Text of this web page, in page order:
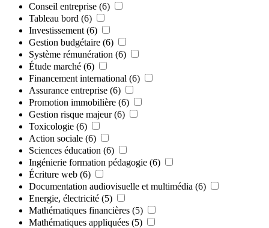
Conseil entreprise (6)
Tableau bord (6)
Investissement (6)
Gestion budgétaire (6)
Système rémunération (6)
Étude marché (6)
Financement international (6)
Assurance entreprise (6)
Promotion immobilière (6)
Gestion risque majeur (6)
Toxicologie (6)
Action sociale (6)
Sciences éducation (6)
Ingénierie formation pédagogie (6)
Écriture web (6)
Documentation audiovisuelle et multimédia (6)
Energie, électricité (5)
Mathématiques financières (5)
Mathématiques appliquées (5)